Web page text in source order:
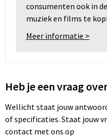
consumenten ook in
muziek en films te
Meer informatie >
Heb je een vraag
Wellicht staat jouw
of specificaties. Staat jouw
contact met ons op